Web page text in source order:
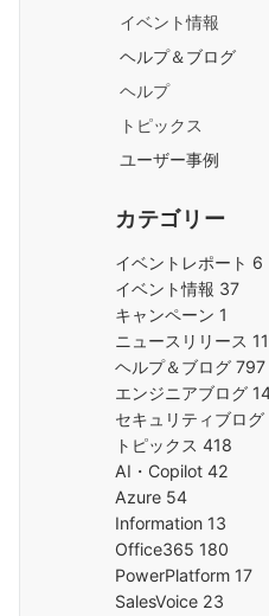
イベント情報
ヘルプ＆ブログ
ヘルプ
トピックス
ユーザー事例
カテゴリー
イベントレポート 6
イベント情報 37
キャンペーン 1
ニュースリリース
ヘルプ＆ブログ 797
エンジニアブログ
セキュリティブログ
トピックス 418
AI・Copilot 42
Azure 54
Information 13
Office365 180
PowerPlatform 17
SalesVoice 23